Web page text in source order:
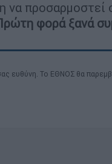
να προσαρμοστεί
φορά ξανά
ευθύνη. Το ΕΘΝΟΣ θα